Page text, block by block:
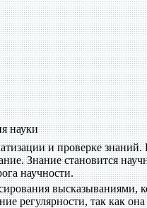
науки
и проверке
Знание становится
научности.
высказываниями,
регулярности, так как она